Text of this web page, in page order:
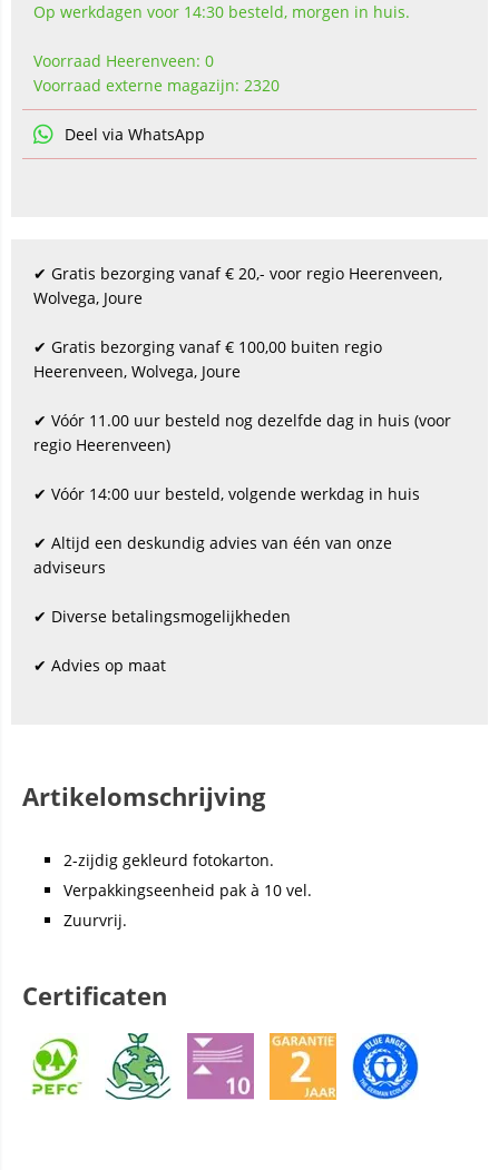
Op werkdagen voor 14:30 besteld, morgen in huis.
Voorraad Heerenveen: 0
Voorraad externe magazijn: 2320
Deel via WhatsApp
✔ Gratis bezorging vanaf € 20,- voor regio Heerenveen,
Wolvega, Joure
✔ Gratis bezorging vanaf € 100,00 buiten regio
Heerenveen, Wolvega, Joure
✔ Vóór 11.00 uur besteld nog dezelfde dag in huis (voor
regio Heerenveen)
✔ Vóór 14:00 uur besteld, volgende werkdag in huis
✔ Altijd een deskundig advies van één van onze
adviseurs
✔ Diverse betalingsmogelijkheden
✔ Advies op maat
Artikelomschrijving
2-zijdig gekleurd fotokarton.
Verpakkingseenheid pak à 10 vel.
Zuurvrij.
Certificaten